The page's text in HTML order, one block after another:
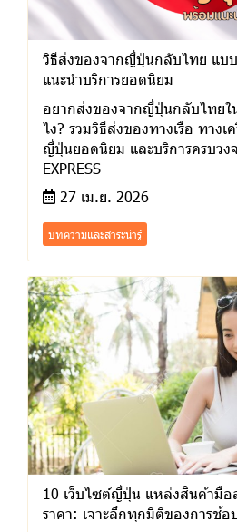
วิธีส่งของจากญี่ปุ่นกลับไทย แบ
แนะนำบริการยอดนิยม
อยากส่งของจากญี่ปุ่นกลับไทยใ
ไง? รวมวิธีส่งของทางเรือ ทาง
ญี่ปุ่นยอดนิยม และบริการครบวง
EXPRESS
27 เม.ย. 2026
บทความและสาระน่ารู้
10 เว็บไซต์ญี่ปุ่น แหล่งสินค้ามื
ราคา: เจาะลึกทุกมิติของการช้